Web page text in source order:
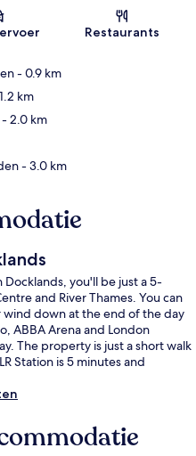
Restaurants
- 0.9 km
km
- 2.0 km
- 3.0 km
you'll be just a 5-
and River Thames. You can
down at the end of the day
ABBA Arena and London
The property is just a short walk
Station is 5 minutes and